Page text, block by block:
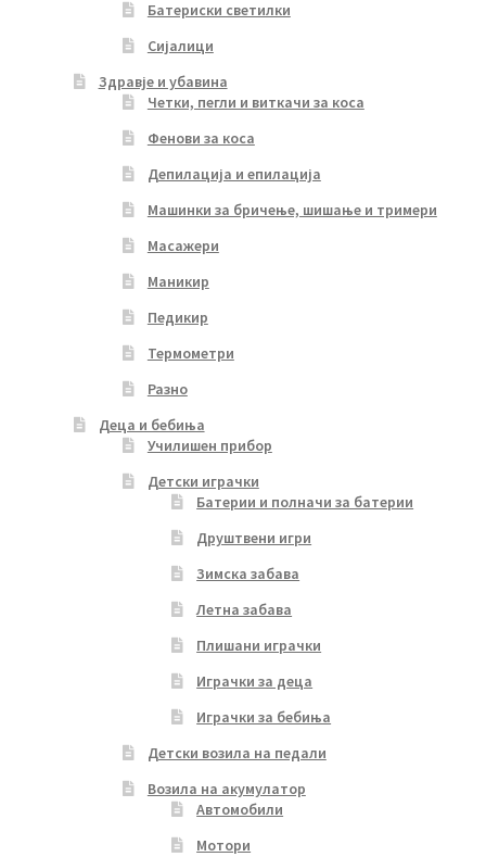
Батериски светилки
Сијалици
Здравје и убавина
Четки, пегли и виткачи за коса
Фенови за коса
Депилација и епилација
Машинки за бричење, шишање и тримери
Масажери
Маникир
Педикир
Термометри
Разно
Деца и бебиња
Училишен прибор
Детски играчки
Батерии и полначи за батерии
Друштвени игри
Зимска забава
Летна забава
Плишани играчки
Играчки за деца
Играчки за бебиња
Детски возила на педали
Возила на акумулатор
Автомобили
Мотори